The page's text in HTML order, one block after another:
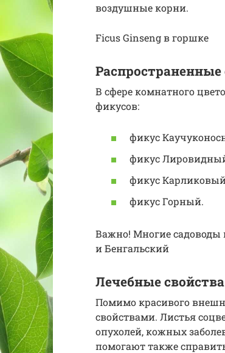
воздушные корни.
Ficus Ginseng в горшке
Распространенные
В сфере комнатного
фикусов:
фикус
фикус
фикус
фикус Горный.
Важно! Многие
и Бенгальский
Лечебные свойства
Помимо красивого
свойствами. Листья
опухолей, кожных
помогают также